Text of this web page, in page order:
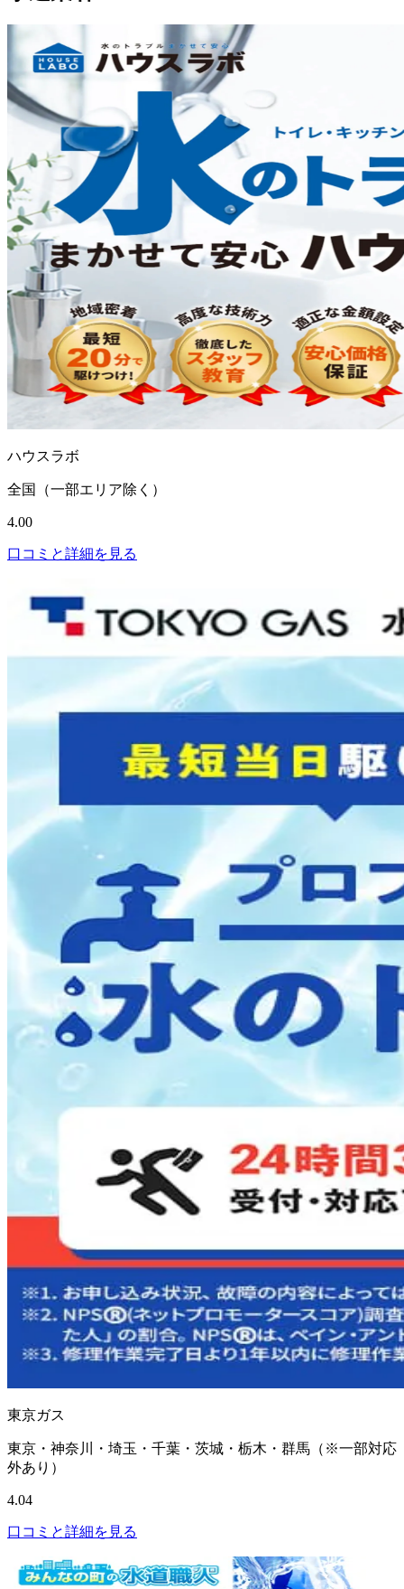
ハウスラボ
全国（一部エリア除く）
4.00
口コミと詳細を見る
東京ガス
東京・神奈川・埼玉・千葉・茨城・栃木・群馬（※一部対応
外あり）
4.04
口コミと詳細を見る